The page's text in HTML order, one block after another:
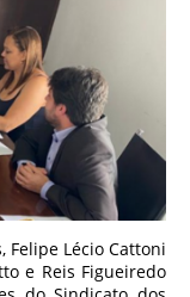
Felipe Lécio Cattoni
e Reis Figueiredo